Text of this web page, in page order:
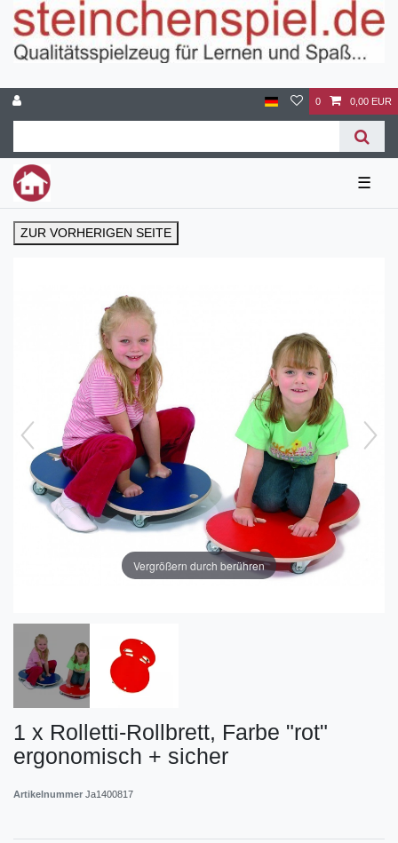
0 0,00 EUR
☰
ZUR VORHERIGEN SEITE
Vergrößern durch berühren
1 x Rolletti-Rollbrett, Farbe "rot"
ergonomisch + sicher
Artikelnummer Ja1400817